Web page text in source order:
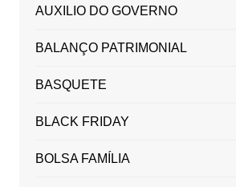
AUXILIO DO GOVERNO
BALANÇO PATRIMONIAL
BASQUETE
BLACK FRIDAY
BOLSA FAMÍLIA